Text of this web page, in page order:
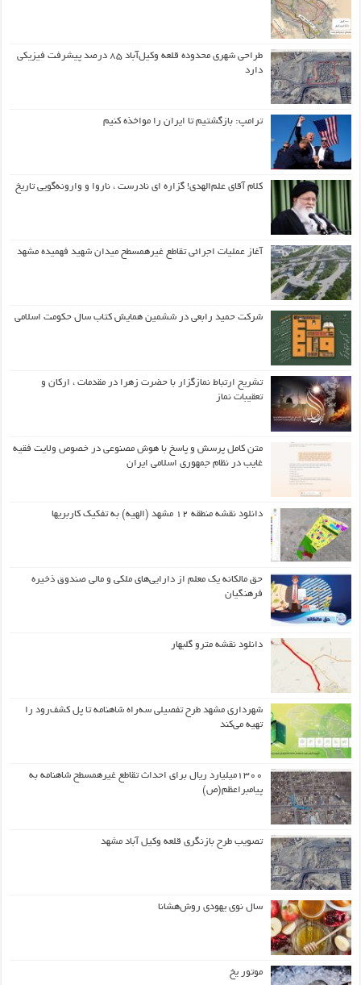
طراحی شهری محدوده قلعه وکیل‌آباد ۸۵ درصد پیشرفت فیزیکی
دارد
ترامپ: بازگشتیم تا ایران را مواخذه کنیم
کلام آقای علم‌الهدی! گزاره ای نادرست ، ناروا و وارونه‌گویی تاریخ
آغاز عملیات اجرائی تقاطع غیرهمسطح میدان شهید فهمیده مشهد
شرکت حمید رابعی در ششمین همایش کتاب سال حکومت اسلامی
تشریح ارتباط نمازگزار با حضرت زهرا در مقدمات ، ارکان و
تعقیبات نماز
متن کامل پرسش و پاسخ با هوش مصنوعی در خصوص ولایت فقیه
غایب در نظام جمهوری اسلامی ایران
دانلود نقشه منطقه ۱۲ مشهد (الهیه) به تفکیک کاربریها
حق مالکانه یک معلم از دارایی‌های ملکی و مالی صندوق ذخیره
فرهنگیان
دانلود نقشه مترو گلبهار
شهرداری مشهد طرح تفصیلی سه‌راه شاهنامه تا پل کشف‌رود را
تهیه می‌کند
۱۳۰۰میلیارد ریال برای احداث تقاطع غیرهمسطح شاهنامه به
پیامبراعظم(ص)
تصویب طرح بازنگری قلعه وکیل آباد مشهد
سال نوی یهودی روش‌هشانا
موتور یخ